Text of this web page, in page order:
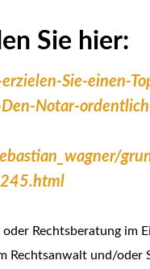
Sie hier:
Sie-einen-
Notar-
Rechtsberatung im
Rechtsanwalt und/oder